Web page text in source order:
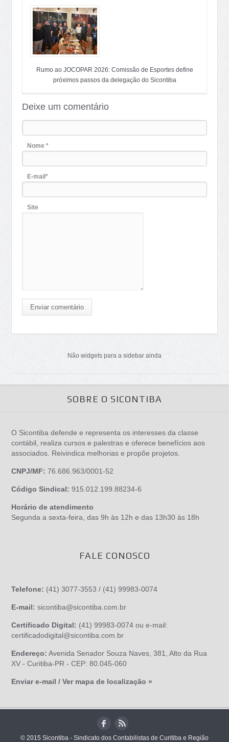
Rumo ao JOCOPAR 2026: Comissão de Esportes define
próximos passos da delegação do Sicontiba
Deixe um comentário
Nome *
E-mail*
Site
Enviar comentário
Não widgets para a sidebar ainda
SOBRE O SICONTIBA
O Sicontiba defende e representa os interesses da classe
contábil, realiza cursos e palestras e oferece benefícios aos
associados. Reivindica melhorias e propõe projetos.
CNPJ/MF: 76.686.963/0001-52
Código Sindical: 915.012.199.88234-6
Horário de atendimento
Segunda a sexta-feira, das 9h às 12h e das 13h30 às 18h
FALE CONOSCO
Telefone: (41) 3077-3553 / (41) 99983-0074
E-mail:sicontiba@sicontiba.com.br
Certificado Digital: (41) 99983-0074 ou e-mail:
certificadodigital@sicontiba.com.br
Endereço: Avenida Senador Souza Naves, 381, Alto da Rua
XV - Curitiba-PR - CEP: 80.045-060
Enviar e-mail / Ver mapa de localização »
© 2015 Sicontiba - Sindicato dos Contabilistas de Curitiba e Região